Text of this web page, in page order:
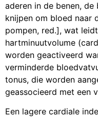
aderen in de benen,
knijpen om bloed naar
pompen, red.], wat
hartminuutvolume
worden geactiveerd
verminderde
tonus, die worden
geassocieerd met een
Een lagere cardiale